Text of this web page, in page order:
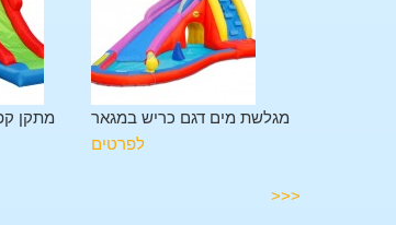
מתקן
מגלשת מים דגם כריש במגאר
לפרטים
<<<